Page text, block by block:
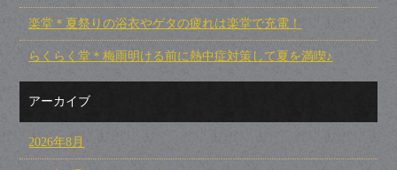
楽堂＊夏祭りの浴衣やゲタの疲れは楽堂で充電！
らくらく堂＊梅雨明ける前に熱中症対策して夏を満喫♪
アーカイブ
2026年8月